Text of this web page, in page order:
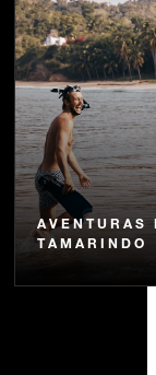
AVENTURAS
TAMARINDO